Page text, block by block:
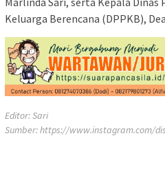
Keluarga Berencana (DPPKB),
Editor: Sari
Sumber:https://www.instagram.com/